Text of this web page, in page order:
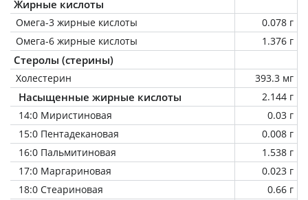
Жирные кислоты
Омега-3 жирные кислоты
0.078 г
Омега-6 жирные кислоты
1.376 г
Стеролы (стерины)
Холестерин 393.3 мг
Насыщенные жирные кислоты
2.144 г
14:0 Миристиновая
0.03 г
15:0 Пентадекановая
0.008 г
16:0 Пальмитиновая
1.538 г
17:0 Маргариновая
0.023 г
18:0 Стеариновая
0.66 г